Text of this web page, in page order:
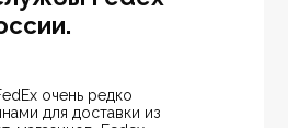
очень редко
для доставки из